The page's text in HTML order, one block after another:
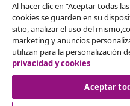
Desistir del contrato
Solicita la cancelación de
Desistir
Al hacer clic en “Aceptar todas
cookies se guarden en su
sitio, analizar el uso del
marketing y anuncios
utilizan para la personalización
privacidad y cookies
Aceptar